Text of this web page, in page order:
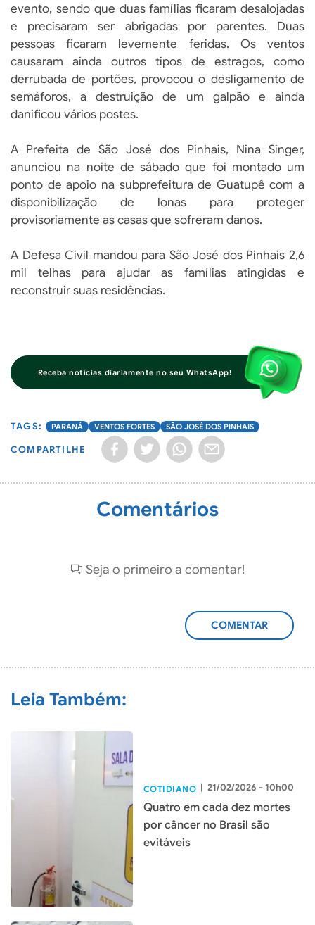
evento, sendo que duas famílias ficaram desalojadas
e precisaram ser abrigadas por parentes. Duas
pessoas ficaram levemente feridas. Os ventos
causaram ainda outros tipos de estragos, como
derrubada de portões, provocou o desligamento de
semáforos, a destruição de um galpão e ainda
danificou vários postes.
A Prefeita de São José dos Pinhais, Nina Singer,
anunciou na noite de sábado que foi montado um
ponto de apoio na subprefeitura de Guatupê com a
disponibilização de lonas para proteger
provisoriamente as casas que sofreram danos.
A Defesa Civil mandou para São José dos Pinhais 2,6
mil telhas para ajudar as famílias atingidas e
reconstruir suas residências.
Receba notícias diariamente no seu WhatsApp!
PARANÁ VENTOS FORTES SÃO JOSÉ DOS PINHAIS
COMPARTILHE
Comentários
Seja o primeiro a comentar!
ADICIONAR
Leia Também:
COTIDIANO | 21/02/2026 - 10h00
Quatro em cada dez mortes
por câncer no Brasil são
evitáveis